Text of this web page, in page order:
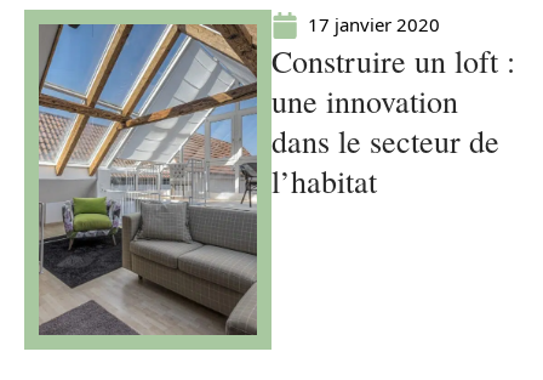
17 janvier 2020
Construire un loft :
une innovation
dans le secteur de
l’habitat